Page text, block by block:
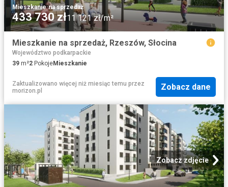
Mieszkanie·na sprzedaż
433 730 zł11 121 zł/m²
Mieszkanie na sprzedaż, Rzeszów, Słocina
Województwo podkarpackie
39 m²2 PokojeMieszkanie
Zaktualizowano więcej niż miesiąc temu przez
morizon.pl
Zobacz dane
Zobacz zdjęcie